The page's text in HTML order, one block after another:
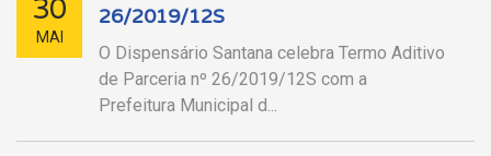
30
MAI
26/2019/12S
O Dispensário Santana celebra Termo Aditivo
de Parceria nº 26/2019/12S com a
Prefeitura Municipal d...